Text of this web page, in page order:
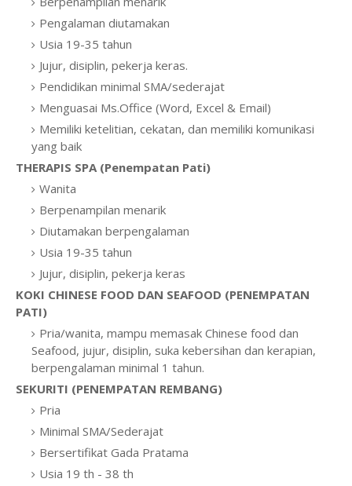
Pengalaman diutamakan
Usia 19-35 tahun
Jujur, disiplin, pekerja keras.
Pendidikan minimal SMA/sederajat
Menguasai Ms.Office (Word, Excel & Email)
Memiliki ketelitian, cekatan, dan memiliki komunikasi
yang baik
THERAPIS SPA (Penempatan Pati)
Wanita
Berpenampilan menarik
Diutamakan berpengalaman
Usia 19-35 tahun
Jujur, disiplin, pekerja keras
KOKI CHINESE FOOD DAN SEAFOOD (PENEMPATAN
PATI)
Pria/wanita, mampu memasak Chinese food dan
Seafood, jujur, disiplin, suka kebersihan dan kerapian,
berpengalaman minimal 1 tahun.
SEKURITI (PENEMPATAN REMBANG)
Pria
Minimal SMA/Sederajat
Bersertifikat Gada Pratama
Usia 19 th - 38 th